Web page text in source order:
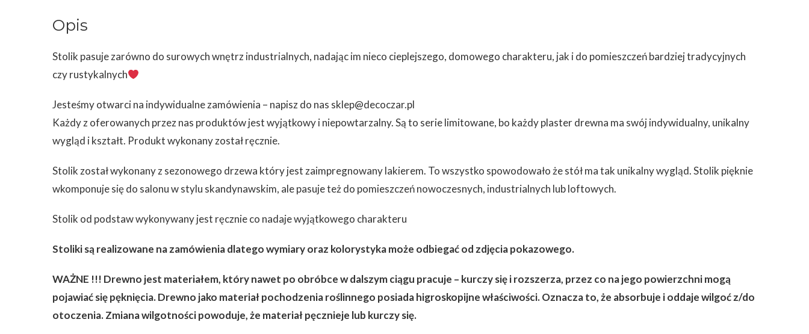
Opis
Stolik pasuje zarówno do surowych wnętrz industrialnych, nadając im nieco cieplejszego, domowego charakteru, jak i do pomieszczeń bardziej tradycyjnych
czy rustykalnych
Jesteśmy otwarci na indywidualne zamówienia – napisz do nas sklep@decoczar.pl
Każdy z oferowanych przez nas produktów jest wyjątkowy i niepowtarzalny. Są to serie limitowane, bo każdy plaster drewna ma swój indywidualny, unikalny
wygląd i kształt. Produkt wykonany został ręcznie.
Stolik został wykonany z sezonowego drzewa który jest zaimpregnowany lakierem. To wszystko spowodowało że stół ma tak unikalny wygląd. Stolik pięknie
wkomponuje się do salonu w stylu skandynawskim, ale pasuje też do pomieszczeń nowoczesnych, industrialnych lub loftowych.
Stolik od podstaw wykonywany jest ręcznie co nadaje wyjątkowego charakteru
Stoliki są realizowane na zamówienia dlatego wymiary oraz kolorystyka może odbiegać od zdjęcia pokazowego.
WAŻNE !!! Drewno jest materiałem, który nawet po obróbce w dalszym ciągu pracuje – kurczy się i rozszerza, przez co na jego powierzchni mogą
pojawiać się pęknięcia. Drewno jako materiał pochodzenia roślinnego posiada higroskopijne właściwości. Oznacza to, że absorbuje i oddaje wilgoć z/do
otoczenia. Zmiana wilgotności powoduje, że materiał pęcznieje lub kurczy się.